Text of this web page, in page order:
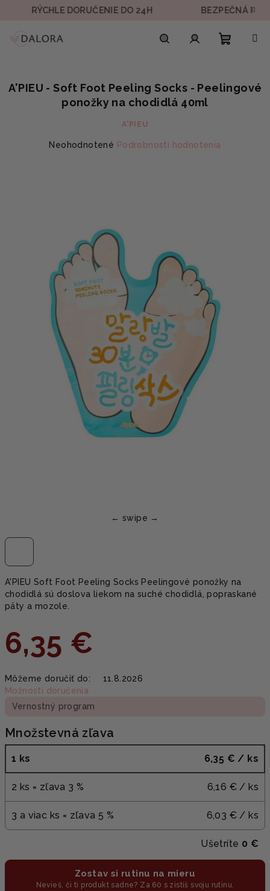
RÝCHLE DORUČENIE DO 24H BEZPEČNÁ PLATBA
košík
A'PIEU Soft Foot Peeling Socks Peelingové ponožky na
chodidlá sú doslova liekom na suché chodidlá, popraskané
päty a mozole.
6,35 €
cena:
Môžeme doručiť do:
11.8.2026
Možnosti doručenia
Vernostný program
Množstevná zľava
1 ks 6,35 € / ks
2 ks = zľava 3 % 6,16 € / ks
3 a viac ks = zľava 5 % 6,03 € / ks
Ušetríte 0 €
Zostav si rutinu na mieru
Nevieš, či ti produkt sadne? Za 60 s zistíš svoju rutinu.
A'PIEU - Soft Foot Peeling Socks - Peelingové
ponožky na chodidlá 40ml
A'PIEU
Priemerné
Neohodnotené Podrobnosti hodnotenia